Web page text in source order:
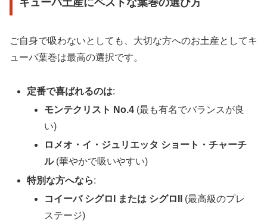
キューバ土産にベストな葉巻の選び方
ご自身で吸わないとしても、大切な方へのお土産としてキ
ューバ葉巻は最高の選択です。
定番で喜ばれるのは:
モンテクリスト No.4 (最も有名でバランスが良
い)
ロメオ・イ・ジュリエッタ ショート・チャーチ
ル(華やかで吸いやすい)
特別な方へなら:
コイーバ シグロI または シグロII
(最高級のプレ
ステージ)